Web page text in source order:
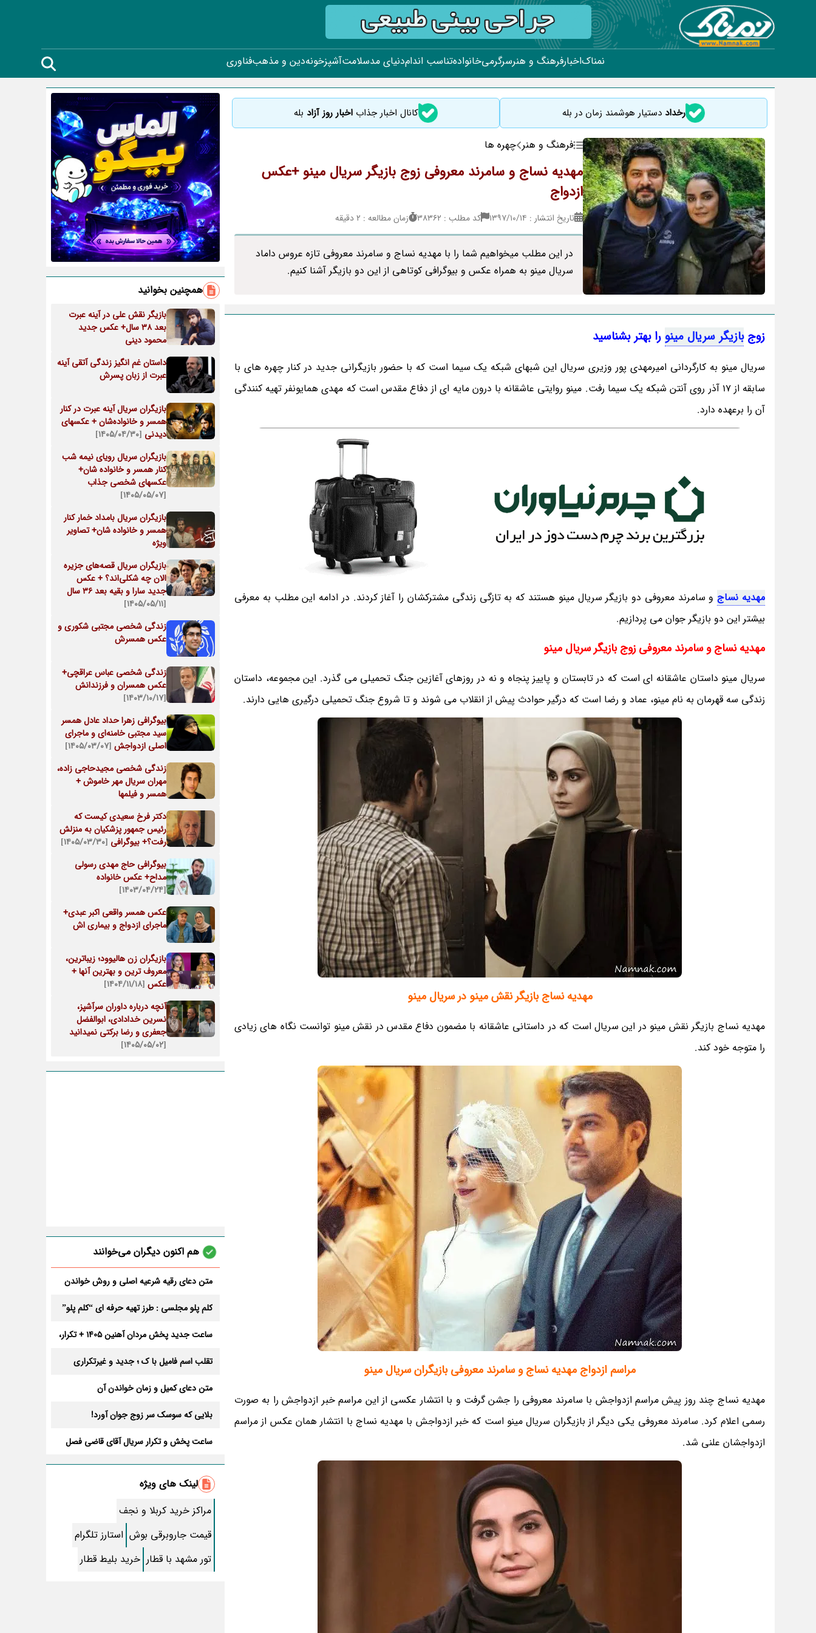
نمناکاخبارفرهنگ و هنرسرگرمیخانوادهتناسب اندامدنیای مدسلامتآشپزخونهدین و مذهبفناوری
رخداد دستیار هوشمند زمان در بله کانال اخبار جذاب اخبار روز آزاد بله
فرهنگ و هنر چهره ها
مهدیه نساج و سامرند معروفی زوج بازیگر سریال مینو +عکس
ازدواج
تاریخ انتشار : ۱۳۹۷/۱۰/۱۴ کد مطلب : 38362 زمان مطالعه : 2 دقیقه
در این مطلب میخواهیم شما را با مهدیه نساج و سامرند معروفی تازه عروس داماد
سریال مینو به همراه عکس و بیوگرافی کوتاهی از این دو بازیگر آشنا کنیم.
زوجبازیگر سریال مینو را بهتر بشناسید
سریال مینو به کارگردانی امیرمهدی پور وزیری سریال این شبهای شبکه یک سیما است که با حضور بازیگرانی جدید در کنار چهره های با
سابقه از 17 آذر روی آنتن شبکه یک سیما رفت. مینو روایتی عاشقانه با درون مایه ای از دفاع مقدس است که مهدی همایونفر تهیه کنندگی
آن را برعهده دارد.
مهدیه نساجو سامرند معروفی دو بازیگر سریال مینو هستند که به تازگی زندگی مشترکشان را آغاز کردند. در ادامه این مطلب به معرفی
بیشتر این دو بازیگر جوان می پردازیم.
مهدیه نساج و سامرند معروفی زوج بازیگر سریال مینو
سریال مینو داستان عاشقانه ای است که در تابستان و پاییز پنجاه و نه در روزهای آغازین جنگ تحمیلی می گذرد. این مجموعه، داستان
زندگی سه قهرمان به نام مینو، عماد و رضا است که درگیر حوادث پیش از انقلاب می شوند و تا شروع جنگ تحمیلی درگیری هایی دارند.
مهدیه نساج بازیگر نقش مینو در سریال مینو
مهدیه نساج بازیگر نقش مینو در این سریال است که در داستانی عاشقانه با مضمون دفاع مقدس در نقش مینو توانست نگاه های زیادی
را متوجه خود کند.
مراسم ازدواج مهدیه نساج و سامرند معروفی بازیگران سریال مینو
مهدیه نساج چند روز پیش مراسم ازدواجش با سامرند معروفی را جشن گرفت و با انتشار عکسی از این مراسم خبر ازدواجش را به صورت
رسمی اعلام کرد. سامرند معروفی یکی دیگر از بازیگران سریال مینو است که خبر ازدواجش با مهدیه نساج با انتشار همان عکس از مراسم
ازدواجشان علنی شد.
همچنین بخوانید
بازیگر نقش علی در آینه عبرت
بعد 38 سال+ عکس جدید
محمود دینی
داستان غم انگیز زندگی آتقی آینه
عبرت از زبان پسرش
بازیگران سریال آینه عبرت در کنار
همسر و خانواده‌شان + عکسهای
دیدنی [۱۴۰۵/۰۴/۳۰]
بازیگران سریال رویای نیمه شب
کنار همسر و خانواده شان+
عکسهای شخصی جذاب
[۱۴۰۵/۰۵/۰۷]
بازیگران سریال بامداد خمار کنار
همسر و خانواده شان+ تصاویر
ویژه
بازیگران سریال قصه‌های جزیره
الان چه شکلی‌اند؟ + عکس
جدید سارا و بقیه بعد 36 سال
[۱۴۰۵/۰۵/۱۱]
زندگی شخصی مجتبی شکوری و
عکس همسرش
زندگی شخصی عباس عراقچی+
عکس همسران و فرزندانش
[۱۴۰۳/۱۰/۱۷]
بیوگرافی زهرا حداد عادل همسر
سید مجتبی خامنه‌ای و ماجرای
اصلی ازدواجش [۱۴۰۵/۰۳/۰۷]
زندگی شخصی مجیدحاجی زاده،
مهران سریال مهر خاموش +
همسر و فیلمها
دکتر فرخ سعیدی کیست که
رئیس جمهور پزشکیان به منزلش
رفت؟+ بیوگرافی [۱۴۰۵/۰۳/۳۰]
بیوگرافی حاج مهدی رسولی
مداح+ عکس خانواده
[۱۴۰۳/۰۴/۲۴]
عکس همسر واقعی اکبر عبدی+
ماجرای ازدواج و بیماری اش
بازیگران زن هالیوود؛ زیباترین،
معروف ترین و بهترین آنها +
عکس [۱۴۰۴/۱۱/۱۸]
آنچه درباره داوران سرآشپز،
نسرین خدادادی، ابوالفضل
جعفری و رضا برکتی نمیدانید
[۱۴۰۵/۰۵/۰۲]
هم اکنون دیگران می‌خوانند
متن دعای رقیه شرعیه اصلی و روش خواندن
کلم پلو مجلسی : طرز تهیه حرفه ای “کلم پلو”
ساعت جدید پخش مردان آهنین 1405 + تکرار،
تقلب اسم فامیل با ک ؛ جدید و غیرتکراری
متن دعای کمیل و زمان خواندن آن
بلایی که سوسک سر زوج جوان آورد!
ساعت پخش و تکرار سریال آقای قاضی فصل
طرز تهیه سالاد ماکارونی خانگی خوشمزه و
لذیذ + آموزش تصویری
طرز تهیه پاستا با سس آلفردو و مرغ فوری +
آموزش تصویری پنه
جواب کامل اسم فامیل با “س”
ماه قرمز نشانه آخر دنیا در آسمان ظاهر شد !
جملات زیبا برای بهترین پدر دنیا
لینک های ویژه
مراکز خرید کربلا و نجف
قیمت جاروبرقی بوش استارز تلگرام
تور مشهد با قطار خرید بلیط قطار